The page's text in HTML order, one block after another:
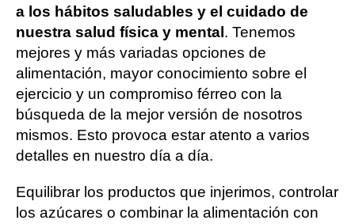
a los hábitos saludables y el cuidado de
nuestra salud física y mental . Tenemos
mejores y más variadas opciones de
alimentación, mayor conocimiento sobre el
ejercicio y un compromiso férreo con la
búsqueda de la mejor versión de nosotros
mismos. Esto provoca estar atento a varios
detalles en nuestro día a día.
Equilibrar los productos que injerimos, controlar
los azúcares o combinar la alimentación con